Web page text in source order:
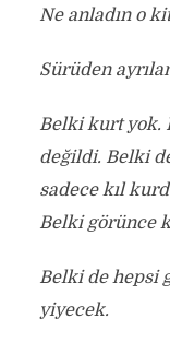
Ne anladın o
Sürüden
Belki kurt yok.
değildi. Belki
sadece kıl
Belki görünce
Belki de hepsi
yiyecek.